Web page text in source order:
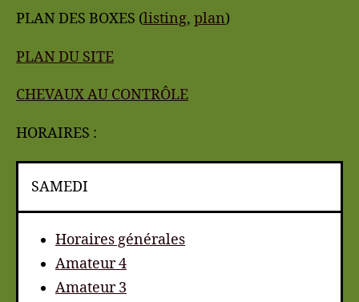
PLAN DES BOXES (listing, plan)
PLAN DU SITE
CHEVAUX AU CONTRÔLE
HORAIRES :
SAMEDI
Horaires générales
Amateur 4
Amateur 3